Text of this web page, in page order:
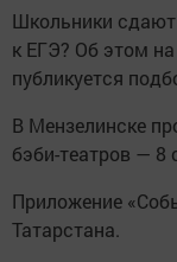
Школьники
к ЕГЭ? Об этом
публикуется
В Мензелинске
бэби-театров — 8
Приложение
Татарстана.